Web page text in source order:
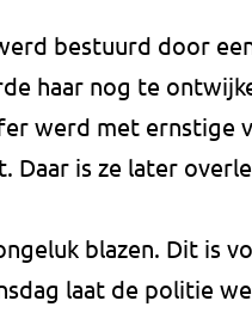
bestuurd door
haar nog te
werd met ernstige
Daar is ze later
blazen. Dit is
laat de politie